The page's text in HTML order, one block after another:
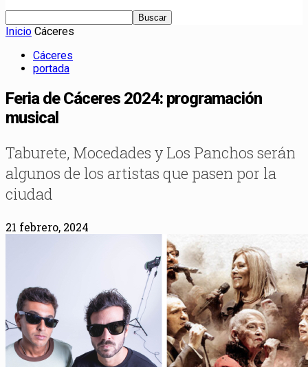
Inicio Cáceres
Cáceres
portada
Feria de Cáceres 2024: programación
musical
Taburete, Mocedades y Los Panchos serán
algunos de los artistas que pasen por la
ciudad
21 febrero, 2024